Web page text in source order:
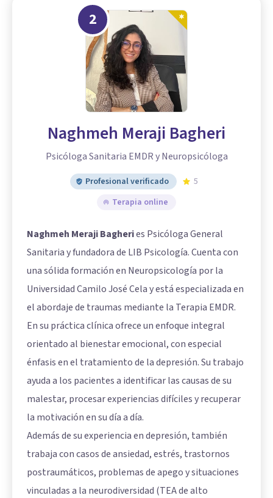
2
Naghmeh Meraji Bagheri
Psicóloga Sanitaria EMDR y Neuropsicóloga
Profesional verificado
5
Terapia online
Naghmeh Meraji Bagheries Psicóloga General
Sanitaria y fundadora de LIB Psicología. Cuenta con
una sólida formación en Neuropsicología por la
Universidad Camilo José Cela y está especializada en
el abordaje de traumas mediante la Terapia EMDR.
En su práctica clínica ofrece un enfoque integral
orientado al bienestar emocional, con especial
énfasis en el tratamiento de la depresión. Su trabajo
ayuda a los pacientes a identificar las causas de su
malestar, procesar experiencias difíciles y recuperar
la motivación en su día a día.
Además de su experiencia en depresión, también
trabaja con casos de ansiedad, estrés, trastornos
postraumáticos, problemas de apego y situaciones
vinculadas a la neurodiversidad (TEA de alto